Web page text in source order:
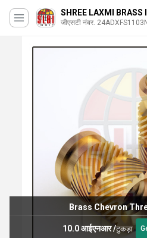
SHREE LAXMI BRASS
जीएसटी नंबर.
Brass Chevron
10.0 आईएनआर/टुकड़ा